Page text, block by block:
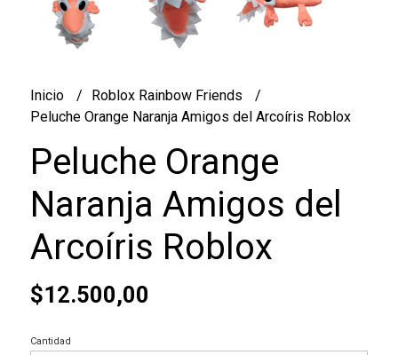
Inicio
Roblox Rainbow Friends
Peluche Orange Naranja Amigos del Arcoíris Roblox
Peluche Orange
Naranja Amigos del
Arcoíris Roblox
$12.500,00
Cantidad